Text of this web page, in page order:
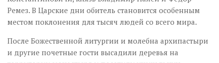
Ремез. В Царские дни обитель становится особенным
местом поклонения для тысяч людей со всего мира.
После Божественной литургии и молебна архипастыри
и другие почетные гости высадили деревья на